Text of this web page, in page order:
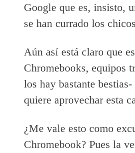
Google que es, insisto,
se han currado los
Aún así está claro que
Chromebooks, equipos
los hay bastante
quiere aprovechar esta
¿Me vale esto como
Chromebook? Pues la